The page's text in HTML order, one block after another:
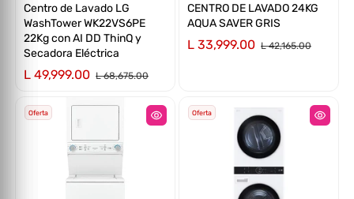
Centro de Lavado LG
WashTower WK22VS6PE
22Kg con AI DD ThinQ y
Secadora Eléctrica
L 49,999.00 L 68,675.00
CENTRO DE LAVADO 24KG
AQUA SAVER GRIS
L 33,999.00 L 42,165.00
Oferta Oferta